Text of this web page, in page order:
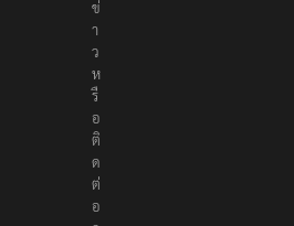
า
ย
ข่
า
ว
ห
รื
อ
ติ
ด